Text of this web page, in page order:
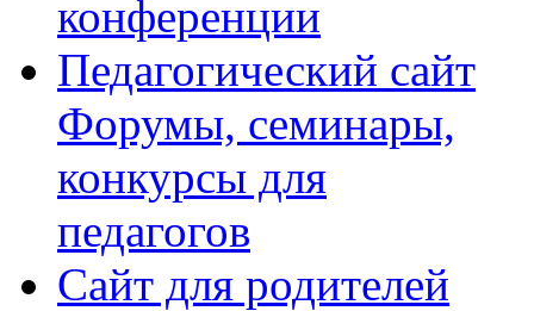
конференции
Педагогический сайт
Форумы, семинары,
конкурсы для
педагогов
Сайт для родителей